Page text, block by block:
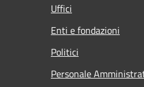
Uffici
Enti e fondazioni
Politici
Personale